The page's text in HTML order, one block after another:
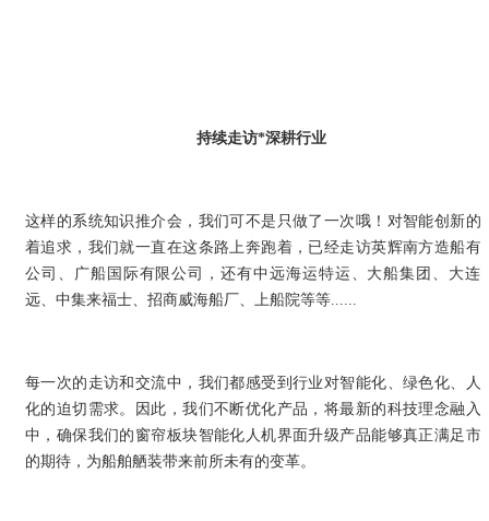
持续走访*深耕行业
这样的系统知识推介会，我们可不是只做了一次哦！对智能创新的
着追求，我们就一直在这条路上奔跑着，已经走访英辉南方造船有
公司、广船国际有限公司，还有中远海运特运、大船集团、大连
远、中集来福士、招商威海船厂、上船院等等......
每一次的走访和交流中，我们都感受到行业对智能化、绿色化、人
化的迫切需求。因此，我们不断优化产品，将最新的科技理念融入
中，确保我们的窗帘板块智能化人机界面升级产品能够真正满足市
的期待，为船舶舾装带来前所未有的变革。